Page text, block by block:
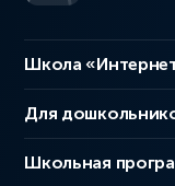
Школа
Для
Школьная